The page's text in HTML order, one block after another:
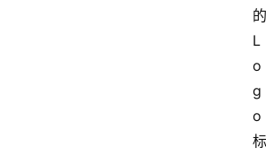
的
L
o
g
o
标